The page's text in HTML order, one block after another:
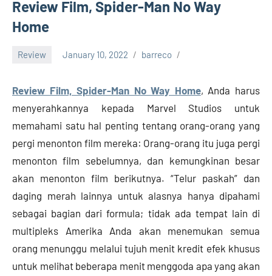
Rilis,
Download
Review Film, Spider-Man No Way
Home
Review January 10, 2022 barreco
Review Film, Spider-Man No Way Home, Anda harus
menyerahkannya kepada Marvel Studios untuk
memahami satu hal penting tentang orang-orang yang
pergi menonton film mereka: Orang-orang itu juga pergi
menonton film sebelumnya, dan kemungkinan besar
akan menonton film berikutnya. “Telur paskah” dan
daging merah lainnya untuk alasnya hanya dipahami
sebagai bagian dari formula; tidak ada tempat lain di
multipleks Amerika Anda akan menemukan semua
orang menunggu melalui tujuh menit kredit efek khusus
untuk melihat beberapa menit menggoda apa yang akan